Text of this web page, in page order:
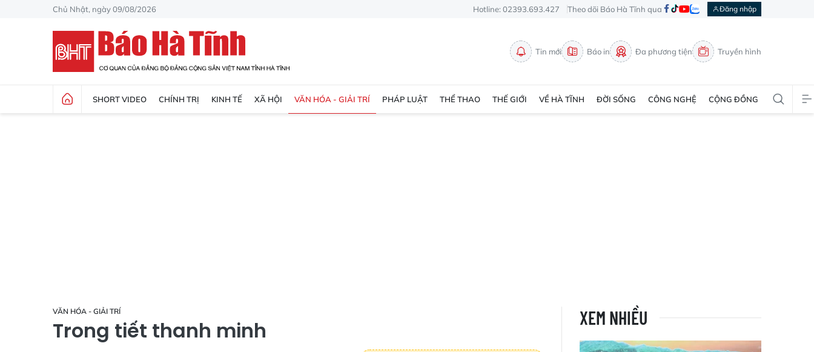
Chủ Nhật, ngày 09/08/2026 Hotline: 02393.693.427 Theo dõi Báo Hà Tĩnh qua Đăng nhập
Tin mới Báo in Đa phương tiện Truyền hình
SHORT VIDEO CHÍNH TRỊ KINH TẾ XÃ HỘI VĂN HÓA - GIẢI TRÍ PHÁP LUẬT THỂ THAO THẾ GIỚI VỀ HÀ TĨNH ĐỜI SỐNG CÔNG NGHỆ CỘNG ĐỒNG
VĂN HÓA - GIẢI TRÍ
Trong tiết thanh minh XEM NHIỀU